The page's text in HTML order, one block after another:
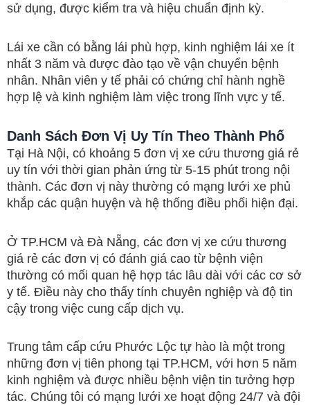
sử dụng, được kiểm tra và hiệu chuẩn định kỳ.
Lái xe cần có bằng lái phù hợp, kinh nghiệm lái xe ít
nhất 3 năm và được đào tạo về vận chuyển bệnh
nhân. Nhân viên y tế phải có chứng chỉ hành nghề
hợp lệ và kinh nghiệm làm việc trong lĩnh vực y tế.
Danh Sách Đơn Vị Uy Tín Theo Thành Phố
Tại Hà Nội, có khoảng 5 đơn vị xe cứu thương giá rẻ
uy tín với thời gian phản ứng từ 5-15 phút trong nội
thành. Các đơn vị này thường có mạng lưới xe phủ
khắp các quận huyện và hệ thống điều phối hiện đại.
Ở TP.HCM và Đà Nẵng, các đơn vị xe cứu thương
giá rẻ các đơn vị có đánh giá cao từ bệnh viện
thường có mối quan hệ hợp tác lâu dài với các cơ sở
y tế. Điều này cho thấy tính chuyên nghiệp và độ tin
cậy trong việc cung cấp dịch vụ.
Trung tâm cấp cứu Phước Lộc tự hào là một trong
những đơn vị tiên phong tại TP.HCM, với hơn 5 năm
kinh nghiệm và được nhiều bệnh viện tin tưởng hợp
tác. Chúng tôi có mạng lưới xe hoạt động 24/7 và đội